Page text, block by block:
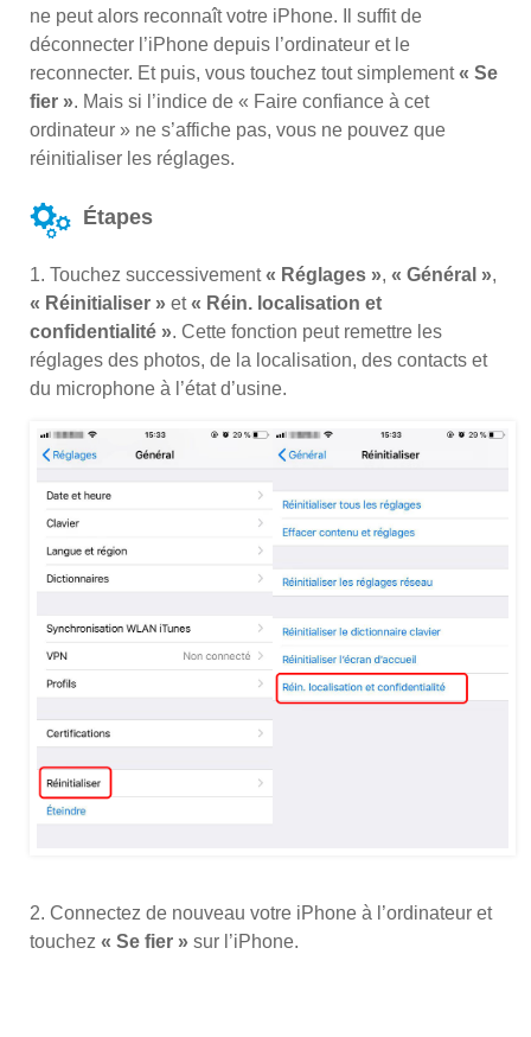
ne peut alors reconnaît votre iPhone. Il suffit de
déconnecter l’iPhone depuis l’ordinateur et le
reconnecter. Et puis, vous touchez tout simplement« Se
fier ». Mais si l’indice de « Faire confiance à cet
ordinateur » ne s’affiche pas, vous ne pouvez que
réinitialiser les réglages.
Étapes
1. Touchez successivement« Réglages », « Général »,
« Réinitialiser » et« Réin. localisation et
confidentialité ». Cette fonction peut remettre les
réglages des photos, de la localisation, des contacts et
du microphone à l’état d’usine.
2. Connectez de nouveau votre iPhone à l’ordinateur et
touchez « Se fier » sur l’iPhone.